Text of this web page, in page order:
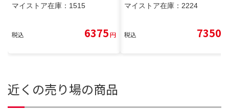
マイストア在庫： 1515
税込 6375円
マイストア在庫： 2224
税込 7350
近くの売り場の商品